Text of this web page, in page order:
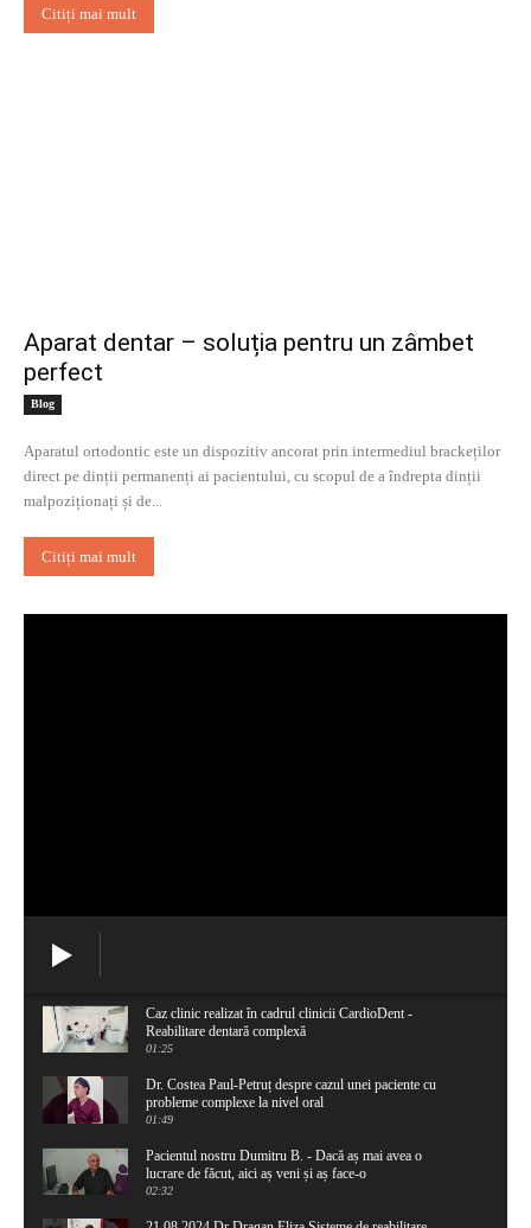
Citiți mai mult
Aparat dentar – soluția pentru un zâmbet
perfect
Blog
Aparatul ortodontic este un dispozitiv ancorat prin intermediul brackeților
direct pe dinții permanenți ai pacientului, cu scopul de a îndrepta dinții
malpoziționați și de...
Citiți mai mult
Caz clinic realizat în cadrul clinicii CardioDent -
Reabilitare dentară complexă
01:25
Dr. Costea Paul-Petruț despre cazul unei paciente cu
probleme complexe la nivel oral
01:49
Pacientul nostru Dumitru B. - Dacă aș mai avea o
lucrare de făcut, aici aș veni și aș face-o
02:32